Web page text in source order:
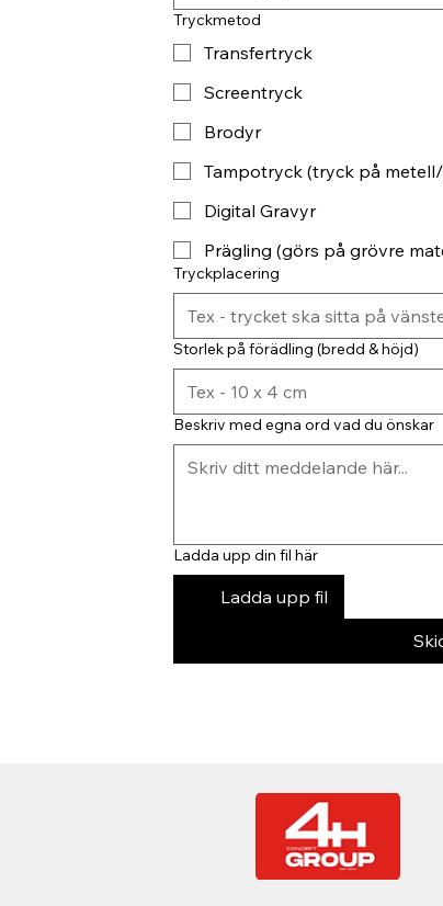
Tryckmetod
Transfertryck
Screentryck
Brodyr
Tampotryck (tryck på
Digital Gravyr
Prägling (görs på grövre
Tryckplacering
Storlek på förädling (bredd & höjd)
Beskriv med egna ord vad du önskar
Ladda upp din fil här
Ladda upp fil